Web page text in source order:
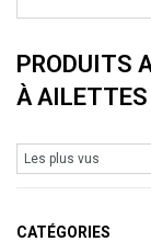
PRODUITS
À
CATÉGORIES